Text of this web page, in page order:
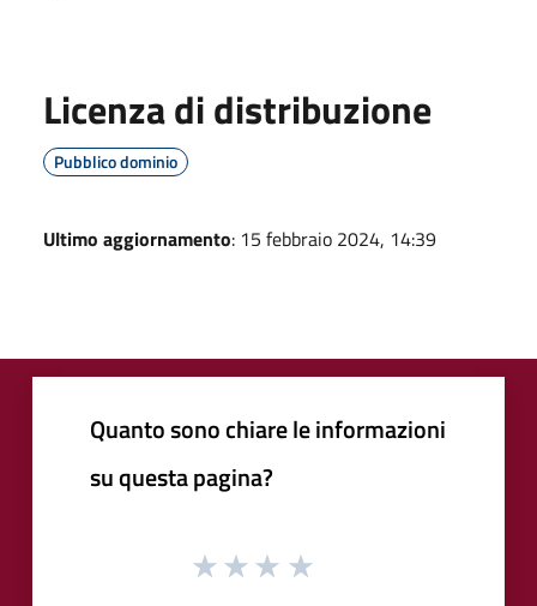
Licenza di distribuzione
Pubblico dominio
Ultimo aggiornamento: 15 febbraio 2024, 14:39
Quanto sono chiare le informazioni
su questa pagina?